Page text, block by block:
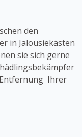
den
in Jalousiekästen
sie sich gerne
Ihrer